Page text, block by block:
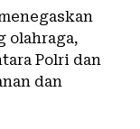
olahraga,
Polri dan
dan